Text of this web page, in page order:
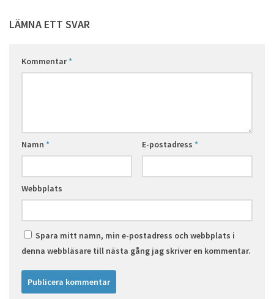
LÄMNA ETT SVAR
Kommentar*
Namn * E-postadress *
Webbplats
Spara mitt namn, min e-postadress och webbplats i
denna webbläsare till nästa gång jag skriver en kommentar.